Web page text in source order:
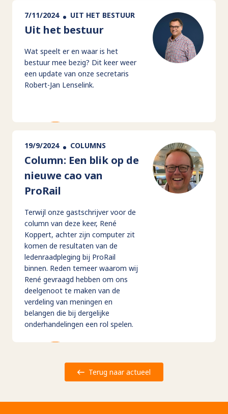
7/11/2024 UIT HET BESTUUR
Uit het bestuur
Wat speelt er en waar is het
bestuur mee bezig? Dit keer weer
een update van onze secretaris
Robert-Jan Lenselink.
19/9/2024 COLUMNS
Column: Een blik op de
nieuwe cao van
ProRail
Terwijl onze gastschrijver voor de
column van deze keer, René
Koppert, achter zijn computer zit
komen de resultaten van de
ledenraadpleging bij ProRail
binnen. Reden temeer waarom wij
René gevraagd hebben om ons
deelgenoot te maken van de
verdeling van meningen en
belangen die bij dergelijke
onderhandelingen een rol spelen.
Terug naar actueel